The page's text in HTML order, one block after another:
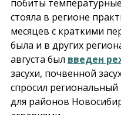
побиты
стояла в регионе
месяцев с краткими
была и в других
августа был введен
засухи, почвенной
спросил
для районов